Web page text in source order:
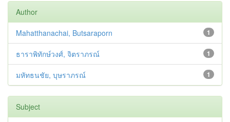
Author
1
Mahatthanachai, Butsaraporn
1
ธาราพิทักษ์วงศ์, จิตราภรณ์
1
มหัทธนชัย, บุษราภรณ์
Subject